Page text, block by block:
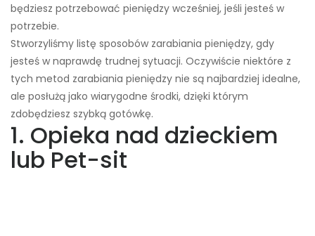
będziesz potrzebować pieniędzy wcześniej, jeśli jesteś w
potrzebie.
Stworzyliśmy listę sposobów zarabiania pieniędzy, gdy
jesteś w naprawdę trudnej sytuacji. Oczywiście niektóre z
tych metod zarabiania pieniędzy nie są najbardziej idealne,
ale posłużą jako wiarygodne środki, dzięki którym
zdobędziesz szybką gotówkę.
1. Opieka nad dzieckiem
lub Pet-sit